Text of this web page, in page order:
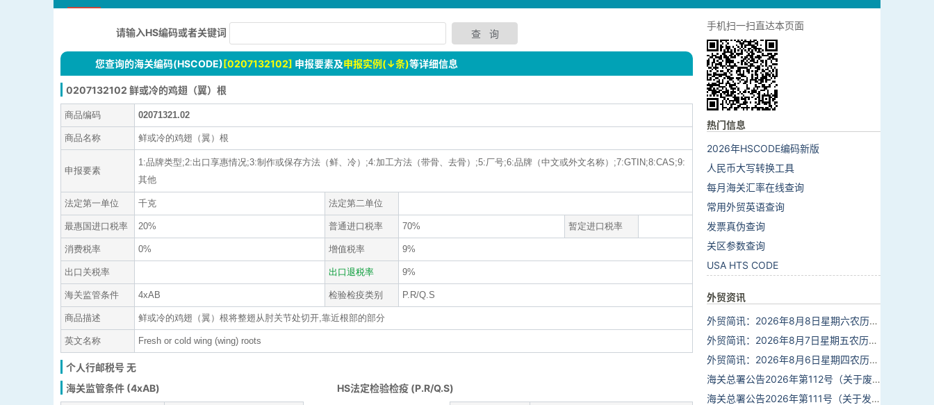
请输入HS编码或者关键词
您查询的海关编码(HSCODE)[0207132102] 申报要素及申报实例(↓条)等详细信息
0207132102 鲜或冷的鸡翅（翼）根
商品编码 02071321.02
商品名称 鲜或冷的鸡翅（翼）根
申报要素
1:品牌类型;2:出口享惠情况;3:制作或保存方法（鲜、冷）;4:加工方法（带骨、去骨）;5:厂号;6:品牌（中文或外文名称）;7:GTIN;8:CAS;9:
其他
法定第一单位 千克 法定第二单位
最惠国进口税率 20% 普通进口税率 70% 暂定进口税率
消费税率 0% 增值税率 9%
出口关税率 出口退税率 9%
海关监管条件 4xAB 检验检疫类别 P.R/Q.S
商品描述 鲜或冷的鸡翅（翼）根将整翅从肘关节处切开,靠近根部的部分
英文名称 Fresh or cold wing (wing) roots
个人行邮税号 无
海关监管条件 (4xAB)
HS法定检验检疫 (P.R/Q.S)
手机扫一扫直达本页面
热门信息
2026年HSCODE编码新版
人民币大写转换工具
每月海关汇率在线查询
常用外贸英语查询
发票真伪查询
关区参数查询
USA HTS CODE
外贸资讯
外贸简讯：2026年8月8日星期六农历六月廿六
外贸简讯：2026年8月7日星期五农历六月廿五
外贸简讯：2026年8月6日星期四农历六月廿四
海关总署公告2026年第112号（关于废止部分卫生检疫类规范性文件的公告）
海关总署公告2026年第111号（关于发布《进出境动植物检疫处理监督管理工作规定》《进出境卫生处理监督管理工作规定》的公告）